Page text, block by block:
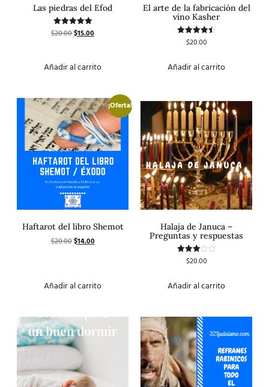
Las piedras del Efod
Valorado
con
$20.00$15.00
Añadir al carrito
El arte de la fabricación del
vino Kasher
Valorado
$20.00
Añadir al carrito
¡Oferta!
Haftarot del libro Shemot
$20.00$14.00
Añadir al carrito
Halaja de Januca –
Preguntas y respuestas
Valorado
con
$20.00
Añadir al carrito